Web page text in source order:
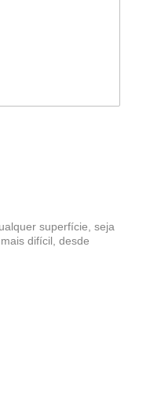
superfície, seja
difícil, desde